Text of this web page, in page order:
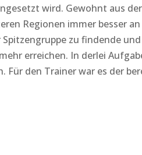
wird. Gewohnt aus
Regionen immer besser
zu findende
erreichen. In derlei
Für den Trainer war es der